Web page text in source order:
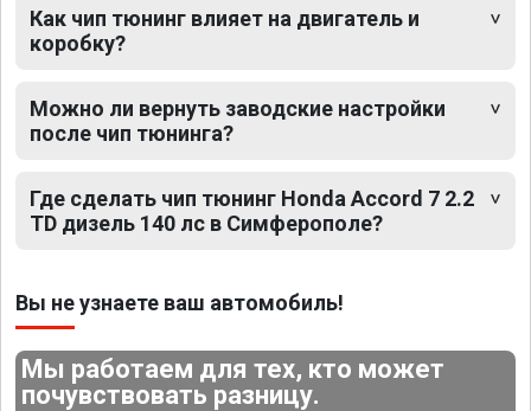
Как чип тюнинг влияет на двигатель и
коробку?
Можно ли вернуть заводские настройки
после чип тюнинга?
Где сделать чип тюнинг Honda Accord 7 2.2
TD дизель 140 лс в Симферополе?
Вы не узнаете ваш автомобиль!
Мы работаем для тех, кто может
почувствовать разницу.